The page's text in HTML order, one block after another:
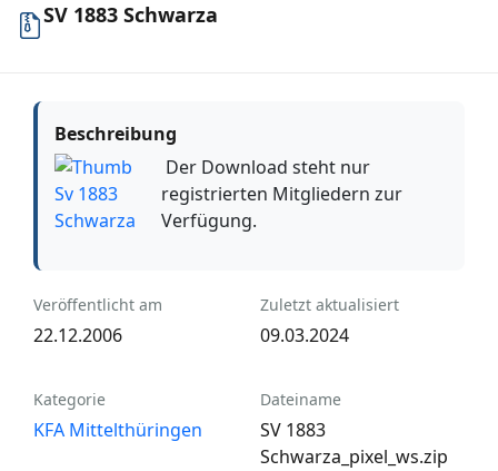
SV 1883 Schwarza
Beschreibung
Der Download steht nur
registrierten Mitgliedern zur
Verfügung.
Veröffentlicht am
22.12.2006
Zuletzt aktualisiert
09.03.2024
Kategorie
KFA Mittelthüringen
Dateiname
SV 1883
Schwarza_pixel_ws.zip